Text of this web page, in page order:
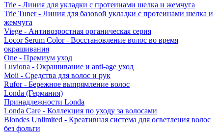
Trie - Линия для укладки с протеинами шелка и жемчуга
Trie Tuner - Линия для базовой укладки с протеинами шелка и
жемчуга
Viege - Антивозростная органическая серия
Locor Serum Color - Восстановление волос во время
окрашивания
One - Премиум уход
Luviona - Окрашивание и anti-age уход
Moii - Средства для волос и рук
Rufor - Бережное выпрямление волос
Londa (Германия)
Принадлежности Londa
Londa Care - Коллекция по уходу за волосами
Blondes Unlimited - Креативная система для осветления волос
без фольги